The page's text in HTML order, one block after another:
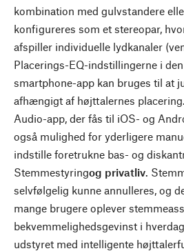
kombination med gulvstandere
konfigureres som et stereopar,
afspiller individuelle lydkanaler
Placerings-EQ-indstillingerne i
smartphone-app kan bruges til at
afhængigt af højttalernes
Audio-app, der fås til iOS- og
også mulighed for yderligere
indstille foretrukne bas- og
Stemmestyringog privatliv .
selvfølgelig kunne annulleres, og
mange brugere oplever
bekvemmelighedsgevinst i
udstyret med intelligente